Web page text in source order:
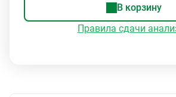
В корзину
Правила сдачи